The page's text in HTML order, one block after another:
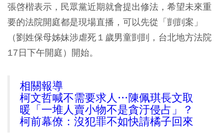
張啓楷表示，民眾黨近期就會提出修法，希望未來重
要的法院開庭都是現場直播，可以先從「剴剴案」
（劉姓保母姊妹涉虐死１歲男童剴剴，台北地方法院
17日下午開庭）開始。
相關報導
柯文哲喊不需要求人…陳佩琪長文取
暖「一堆人賣小物不是貪汙侵占」？
柯前幕僚：沒犯罪不如快請橘子回來